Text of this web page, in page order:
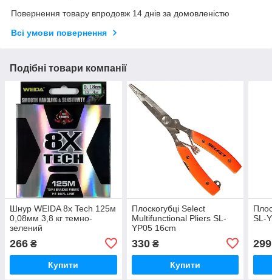
Повернення товару впродовж 14 днів за домовленістю
Всі умови повернення
Подібні товари компанії
Шнур WEIDA 8x Tech 125м
0,08мм 3,8 кг темно-
зелений
266 ₴
Купити
Плоскогубці Select
Multifunctional Pliers SL-
YP05 16cm
330₴
Купити
SL-
299